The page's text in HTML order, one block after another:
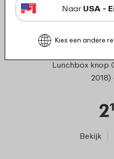
Lunchbox knop
2018)
2
Bekijk
Naar USA -